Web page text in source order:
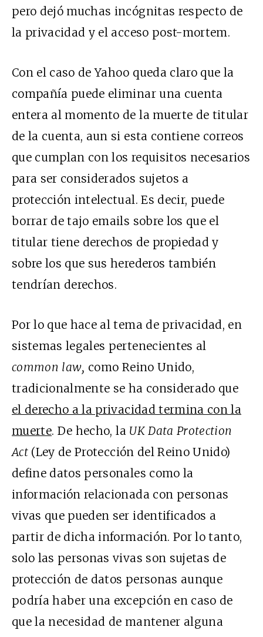
pero dejó muchas incógnitas respecto de
la privacidad y el acceso post-mortem.
Con el caso de Yahoo queda claro que la
compañía puede eliminar una cuenta
entera al momento de la muerte de titular
de la cuenta, aun si esta contiene correos
que cumplan con los requisitos necesarios
para ser considerados sujetos a
protección intelectual. Es decir, puede
borrar de tajo emails sobre los que el
titular tiene derechos de propiedad y
sobre los que sus herederos también
tendrían derechos.
Por lo que hace al tema de privacidad, en
sistemas legales pertenecientes al
common law, como Reino Unido,
tradicionalmente se ha considerado que
el derecho a la privacidad termina con la
muerte. De hecho, la UK Data Protection
Act (Ley de Protección del Reino Unido)
define datos personales como la
información relacionada con personas
vivas que pueden ser identificados a
partir de dicha información. Por lo tanto,
solo las personas vivas son sujetas de
protección de datos personas aunque
podría haber una excepción en caso de
que la necesidad de mantener alguna